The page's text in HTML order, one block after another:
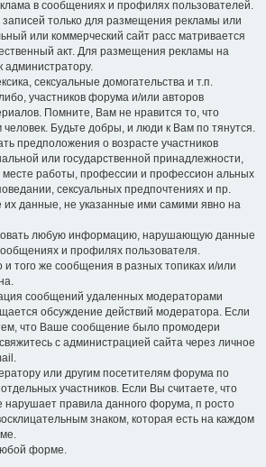
в сообщениях и профилях пользователей.
только для размещения рекламы или
или коммерческий сайт расс матривается
акт. Для размещения рекламы на
администратору.
сексуальные домогательства и т.п.
участников форума и/или авторов
Помните, Вам не нравится то, что
Будьте добры, и люди к Вам по тянутся.
предположения о возрасте участников
или государственной принадлежности,
работы, профессии и профессион альных
сексуальных предпочтениях и пр.
их данные, не указанные ими самими явно на
любую информацию, нарушающую данные
и профилях пользователя.
и того же сообщения в разных топиках и/или
сообщений удаленных модераторами
обсуждение действий модератора. Если
что Ваше сообщение было промодери
с администрацией сайта через личное
или другим посетителям форума по
участников. Если Вы считаете, что
правила данного форума, п росто
знаком, которая есть на каждом
форме.